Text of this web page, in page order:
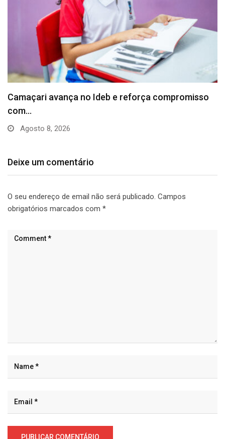
Com foco na saúde mental, Prefeitura lança
núcleo…
Agosto 7, 2026
Deixe um comentário
O seu endereço de email não será publicado. Campos
obrigatórios marcados com *